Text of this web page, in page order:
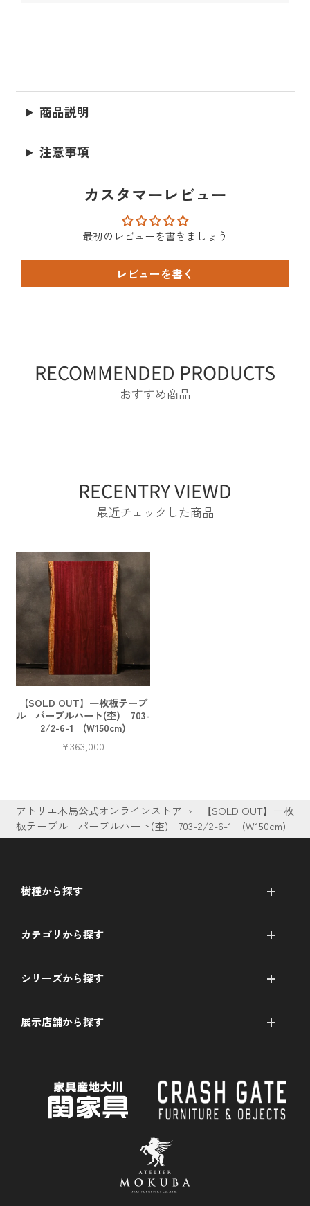
商品説明
注意事項
カスタマーレビュー
最初のレビューを書きましょう
レビューを書く
RECOMMENDED PRODUCTS
おすすめ商品
RECENTRY VIEWD
最近チェックした商品
【SOLD OUT】一枚板テーブ
ル パープルハート(杢) 703-
2/2-6-1 (W150cm)
価
¥363,000
アトリエ木馬公式オンラインストア ›
【SOLD OUT】一枚
板テーブル パープルハート(杢) 703-2/2-6-1 (W150cm)
樹種から探す
カテゴリから探す
シリーズから探す
展示店舗から探す